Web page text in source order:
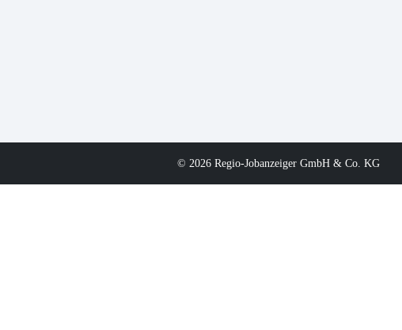
© 2026 Regio-Jobanzeiger GmbH & Co. KG